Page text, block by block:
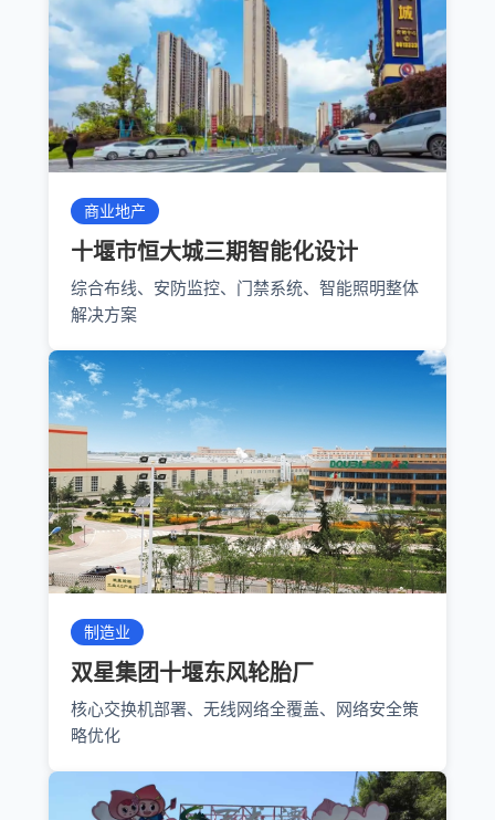
商业地产
十堰市恒大城三期智能化设计
综合布线、安防监控、门禁系统、智能照明整体
解决方案
制造业
双星集团十堰东风轮胎厂
核心交换机部署、无线网络全覆盖、网络安全策
略优化